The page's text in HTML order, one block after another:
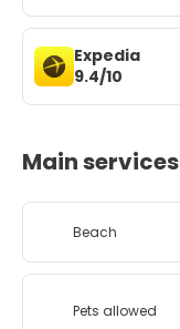
Expedia
9.4/10
Main services
Beach
Pets allowed